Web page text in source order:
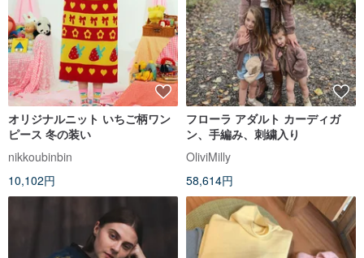
オリジナルニット いちご柄ワン
ピース 冬の装い
nikkoubinbin
10,102円
フローラ アダルト カーディガ
ン、手編み、刺繍入り
OliviMilly
58,614円